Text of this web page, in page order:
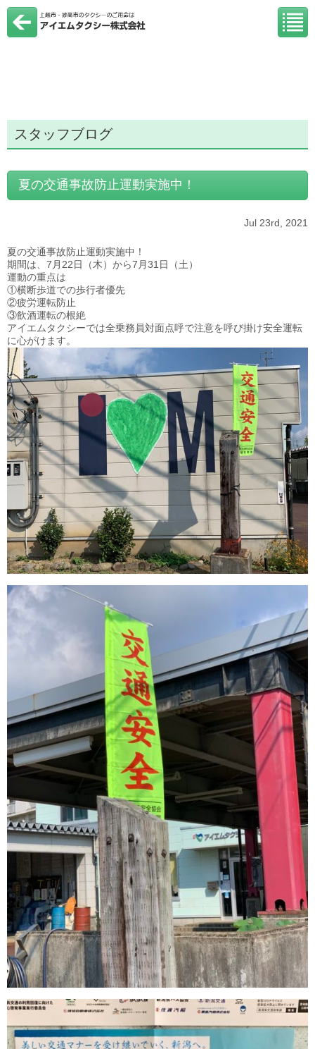
スタッフブログ
夏の交通事故防止運動実施中！
Jul 23rd, 2021
夏の交通事故防止運動実施中！
期間は、7月22日（木）から7月31日（土）
運動の重点は
①横断歩道での歩行者優先
②疲労運転防止
③飲酒運転の根絶
アイエムタクシーでは全乗務員対面点呼で注意を呼び掛け安全運転
に心がけます。